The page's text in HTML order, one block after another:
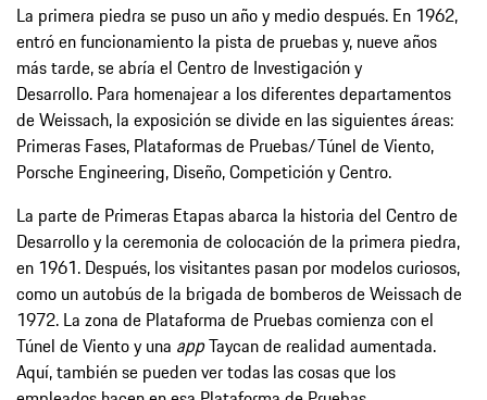
La primera piedra se puso un año y medio después. En 1962,
entró en funcionamiento la pista de pruebas y, nueve años
más tarde, se abría el Centro de Investigación y
Desarrollo. Para homenajear a los diferentes departamentos
de Weissach, la exposición se divide en las siguientes áreas:
Primeras Fases, Plataformas de Pruebas/Túnel de Viento,
Porsche Engineering, Diseño, Competición y Centro.
La parte de Primeras Etapas abarca la historia del Centro de
Desarrollo y la ceremonia de colocación de la primera piedra,
en 1961. Después, los visitantes pasan por modelos curiosos,
como un autobús de la brigada de bomberos de Weissach de
1972. La zona de Plataforma de Pruebas comienza con el
Túnel de Viento y una appTaycan de realidad aumentada.
Aquí, también se pueden ver todas las cosas que los